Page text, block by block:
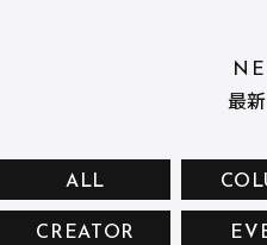
お問
最
ALL
CREATOR